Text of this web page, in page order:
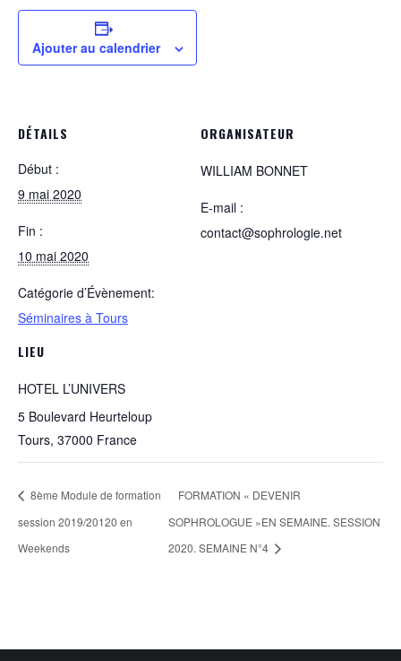
Ajouter au calendrier
DÉTAILS
Début :
9 mai 2020
Fin :
10 mai 2020
Catégorie d’Évènement:
Séminaires à Tours
LIEU
HOTEL L’UNIVERS
5 Boulevard Heurteloup
Tours, 37000 France
ORGANISATEUR
WILLIAM BONNET
E-mail :
contact@sophrologie.net
8ème Module de formation
session 2019/20120 en
Weekends
FORMATION « DEVENIR
SOPHROLOGUE »EN SEMAINE. SESSION
2020. SEMAINE N°4